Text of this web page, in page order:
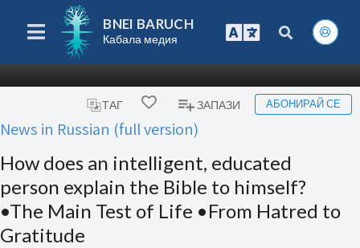
BNEI BARUCH
Кабала медия
ТАГ ЗАПАЗИ АБОНИРАЙ СЕ
News in Russian (full version)
How does an intelligent, educated
person explain the Bible to himself?
•The Main Test of Life •From Hatred to
Gratitude